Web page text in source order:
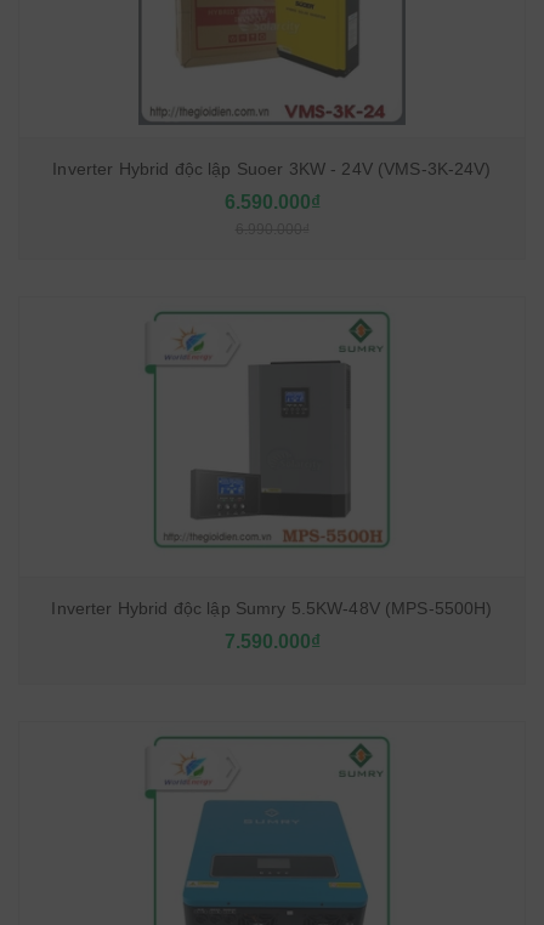
Inverter Hybrid độc lập Suoer 3KW - 24V (VMS-3K-24V)
6.590.000₫
Inverter Hybrid độc lập Sumry 5.5KW-48V (MPS-5500H)
7.590.000₫